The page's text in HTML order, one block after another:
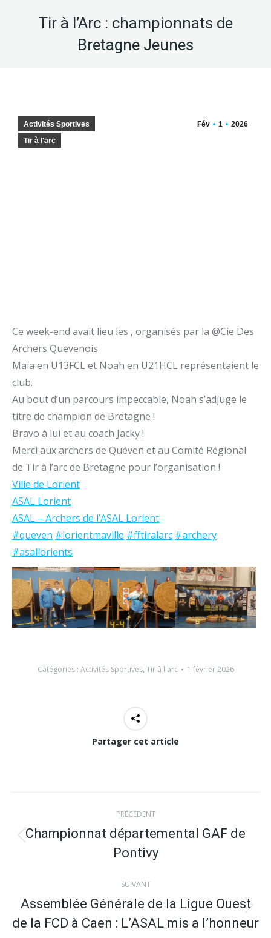
Tir à l’Arc : championnats de
Bretagne Jeunes
Fév 1 2026
Activités Sportives
Tir à l'arc
Ce week-end avait lieu les , organisés par la @Cie Des
Archers Quevenois
Maïa en U13FCL et Noah en U21HCL représentaient le
club.
Au bout d’un parcours impeccable, Noah s’adjuge le
titre de champion de Bretagne !
Bravo à lui et au coach Jacky !
Merci aux archers de Quéven et au Comité Régional
de Tir à l’arc de Bretagne pour l’organisation !
Ville de Lorient
ASAL Lorient
ASAL – Archers de l’ASAL Lorient
#queven #lorientmaville #fftiralarc #archery
#asallorients
Catégories : Activités Sportives, Tir à l'arc 1 février 2026
Partager cet article
Navigation
article
PRÉCÉDENT
précédent
Championnat départemental GAF de
Pontivy
SUIVANT
suivant
Assemblée Générale de la Ligue Ouest
de la FCD à Caen : L’ASAL mis a l’honneur